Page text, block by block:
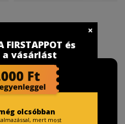
FIRSTAPPOT és
vásárlást
olcsóbban
mert most